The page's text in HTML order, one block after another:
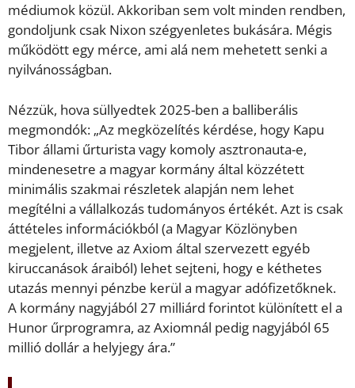
médiumok közül. Akkoriban sem volt minden rendben,
gondoljunk csak Nixon szégyenletes bukására. Mégis
működött egy mérce, ami alá nem mehetett senki a
nyilvánosságban.
Nézzük, hova süllyedtek 2025-ben a balliberális
megmondók: „Az megközelítés kérdése, hogy Kapu
Tibor állami űrturista vagy komoly asztronauta-e,
mindenesetre a magyar kormány által közzétett
minimális szakmai részletek alapján nem lehet
megítélni a vállalkozás tudományos értékét. Azt is csak
áttételes információkból (a Magyar Közlönyben
megjelent, illetve az Axiom által szervezett egyéb
kiruccanások áraiból) lehet sejteni, hogy e kéthetes
utazás mennyi pénzbe kerül a magyar adófizetőknek.
A kormány nagyjából 27 milliárd forintot különített el a
Hunor űrprogramra, az Axiomnál pedig nagyjából 65
millió dollár a helyjegy ára.”